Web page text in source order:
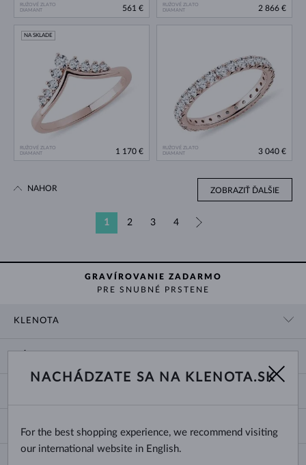
RUŽOVÉ ZLATO
DIAMANT
561 €
RUŽOVÉ ZLATO
DIAMANT
2 866 €
RUŽOVÉ ZLATO
DIAMANT
NA SKLADE
1 170 €
RUŽOVÉ ZLATO
DIAMANT
3 040 €
ZOBRAZIŤ ĎALŠIE
1 2 3 4
NAHOR
GRAVÍROVANIE ZADARMO
PRE SNUBNÉ PRSTENE
KLENOTA
O NÁS
DODANIE A PLATBA ZA TOVAR
VÝBER SVADOBNÝCH OBRÚČOK
CERTIFIKÁTY PRAVOSTI
TYPY A DĹŽKY RETIAZOK
DĹŽKY NÁRAMKOV
Slovensko
NACHÁDZATE SA NA KLENOTA.SK
For the best shopping experience, we recommend visiting
our international website in English.